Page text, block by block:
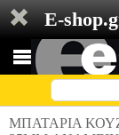
E-
ΜΠΑΤΑΡΙΑ